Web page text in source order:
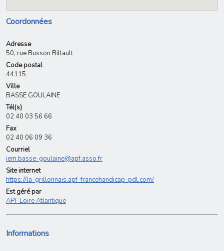
Coordonnées
Adresse
50, rue Busson Billault
Code postal
44115
Ville
BASSE GOULAINE
Tél(s)
02 40 03 56 66
Fax
02 40 06 09 36
Courriel
iem.basse-goulaine@apf.asso.fr
Site internet
https://la-grillonnais.apf-francehandicap-pdl.com/
Est géré par
APF Loire Atlantique
Informations